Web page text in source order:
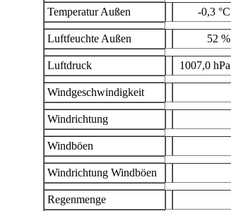
Temperatur Außen -0,3 °C
Luftfeuchte Außen 52 %
Luftdruck 1007,0 hPa
Windgeschwindigkeit
Windrichtung
Windböen
Windrichtung Windböen
Regenmenge